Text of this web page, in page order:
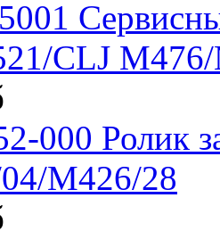
CLJ
000 Ролик
M426/28